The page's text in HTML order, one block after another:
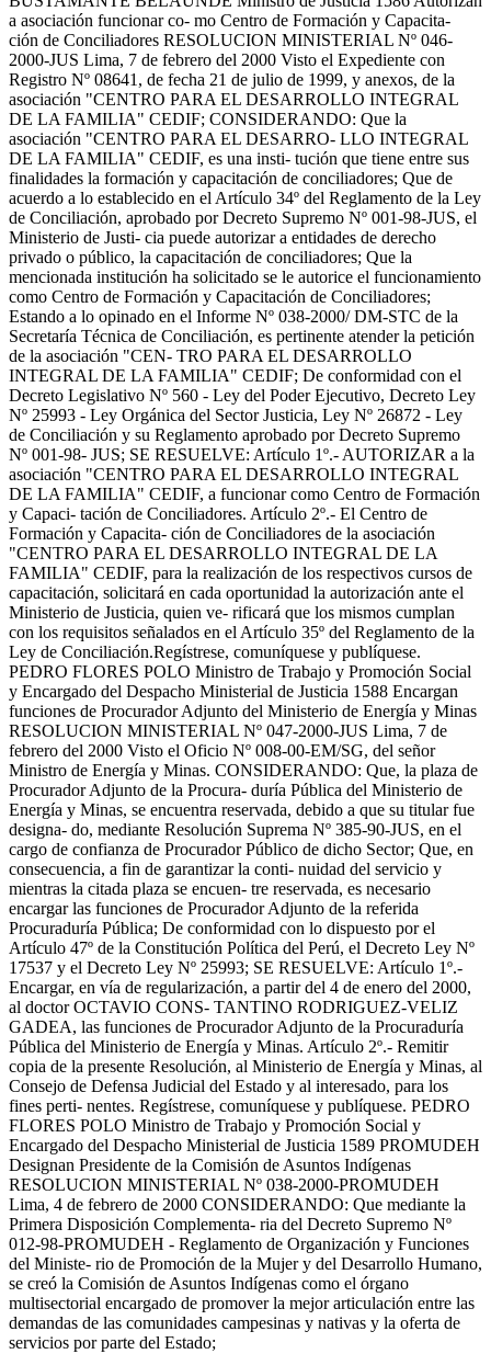
a asociación funcionar co- mo Centro de Formación y Capacita-
ción de Conciliadores RESOLUCION MINISTERIAL Nº 046-
2000-JUS Lima, 7 de febrero del 2000 Visto el Expediente con
Registro Nº 08641, de fecha 21 de julio de 1999, y anexos, de la
asociación "CENTRO PARA EL DESARROLLO INTEGRAL
DE LA FAMILIA" CEDIF; CONSIDERANDO: Que la
asociación "CENTRO PARA EL DESARRO- LLO INTEGRAL
DE LA FAMILIA" CEDIF, es una insti- tución que tiene entre sus
finalidades la formación y capacitación de conciliadores; Que de
acuerdo a lo establecido en el Artículo 34º del Reglamento de la Ley
de Conciliación, aprobado por Decreto Supremo Nº 001-98-JUS, el
Ministerio de Justi- cia puede autorizar a entidades de derecho
privado o público, la capacitación de conciliadores; Que la
mencionada institución ha solicitado se le autorice el funcionamiento
como Centro de Formación y Capacitación de Conciliadores;
Estando a lo opinado en el Informe Nº 038-2000/ DM-STC de la
Secretaría Técnica de Conciliación, es pertinente atender la petición
de la asociación "CEN- TRO PARA EL DESARROLLO
INTEGRAL DE LA FAMILIA" CEDIF; De conformidad con el
Decreto Legislativo Nº 560 - Ley del Poder Ejecutivo, Decreto Ley
Nº 25993 - Ley Orgánica del Sector Justicia, Ley Nº 26872 - Ley
de Conciliación y su Reglamento aprobado por Decreto Supremo
Nº 001-98- JUS; SE RESUELVE: Artículo 1º.- AUTORIZAR a la
asociación "CENTRO PARA EL DESARROLLO INTEGRAL
DE LA FAMILIA" CEDIF, a funcionar como Centro de Formación
y Capaci- tación de Conciliadores. Artículo 2º.- El Centro de
Formación y Capacita- ción de Conciliadores de la asociación
"CENTRO PARA EL DESARROLLO INTEGRAL DE LA
FAMILIA" CEDIF, para la realización de los respectivos cursos de
capacitación, solicitará en cada oportunidad la autorización ante el
Ministerio de Justicia, quien ve- rificará que los mismos cumplan
con los requisitos señalados en el Artículo 35º del Reglamento de la
Ley de Conciliación.Regístrese, comuníquese y publíquese.
PEDRO FLORES POLO Ministro de Trabajo y Promoción Social
y Encargado del Despacho Ministerial de Justicia 1588 Encargan
funciones de Procurador Adjunto del Ministerio de Energía y Minas
RESOLUCION MINISTERIAL Nº 047-2000-JUS Lima, 7 de
febrero del 2000 Visto el Oficio Nº 008-00-EM/SG, del señor
Ministro de Energía y Minas. CONSIDERANDO: Que, la plaza de
Procurador Adjunto de la Procura- duría Pública del Ministerio de
Energía y Minas, se encuentra reservada, debido a que su titular fue
designa- do, mediante Resolución Suprema Nº 385-90-JUS, en el
cargo de confianza de Procurador Público de dicho Sector; Que, en
consecuencia, a fin de garantizar la conti- nuidad del servicio y
mientras la citada plaza se encuen- tre reservada, es necesario
encargar las funciones de Procurador Adjunto de la referida
Procuraduría Pública; De conformidad con lo dispuesto por el
Artículo 47º de la Constitución Política del Perú, el Decreto Ley Nº
17537 y el Decreto Ley Nº 25993; SE RESUELVE: Artículo 1º.-
Encargar, en vía de regularización, a partir del 4 de enero del 2000,
al doctor OCTAVIO CONS- TANTINO RODRIGUEZ-VELIZ
GADEA, las funciones de Procurador Adjunto de la Procuraduría
Pública del Ministerio de Energía y Minas. Artículo 2º.- Remitir
copia de la presente Resolución, al Ministerio de Energía y Minas, al
Consejo de Defensa Judicial del Estado y al interesado, para los
fines perti- nentes. Regístrese, comuníquese y publíquese. PEDRO
FLORES POLO Ministro de Trabajo y Promoción Social y
Encargado del Despacho Ministerial de Justicia 1589 PROMUDEH
Designan Presidente de la Comisión de Asuntos Indígenas
RESOLUCION MINISTERIAL Nº 038-2000-PROMUDEH
Lima, 4 de febrero de 2000 CONSIDERANDO: Que mediante la
Primera Disposición Complementa- ria del Decreto Supremo Nº
012-98-PROMUDEH - Reglamento de Organización y Funciones
del Ministe- rio de Promoción de la Mujer y del Desarrollo Humano,
se creó la Comisión de Asuntos Indígenas como el órgano
multisectorial encargado de promover la mejor articulación entre las
demandas de las comunidades campesinas y nativas y la oferta de
servicios por parte del Estado;